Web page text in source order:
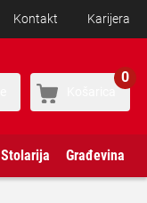
Kontakt Karijera
0
Stolarija Građevina